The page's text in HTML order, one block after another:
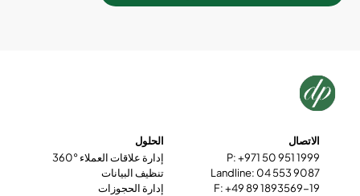
الاتصال
P: +971 50 951 1999
Landline: 04 553 9087
F: +49 89 1893569-19
الحلول
إدارة علاقات العملاء °360
تنظيف البيانات
إدارة الحجوزات